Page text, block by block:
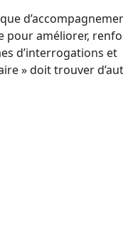
pour améliorer,
d’interrogations et
» doit trouver